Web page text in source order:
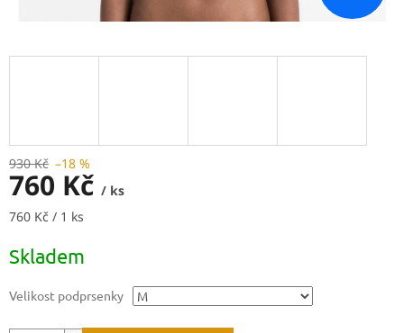
930 Kč –18 %
760 Kč / ks
Měrná
760 Kč / 1 ks
Skladem
Velikost podprsenky